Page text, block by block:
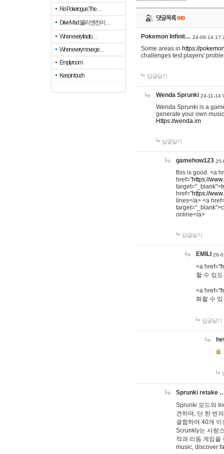
Re: Pokerogue: The…
Drive Mad: 물리 엔진이 …
When every fractio…
When every move ge…
Empty room
Keep in touch
댓글목록949
Pokemon Infinit… 24-08-14
Some areas in https://
challenges test players'
답글달기
Wenda Sprunki 24-11-14
Wenda Sprunki is a
generate your own
Https://wenda.im
답글달기
gamehow123 25-
this is good. <a
href="https://
href="https://
lines</a> <a
online</a>
답글달기
EMILI 26-
<a href="
할 수 있
<a href="
화할 수
답글달기
Sprunki retake
Sprunki 모드와
견하며, 단 한 번
결합하여 40개
Scrunkly는 사랑
작과 리듬 게임을
music, discover